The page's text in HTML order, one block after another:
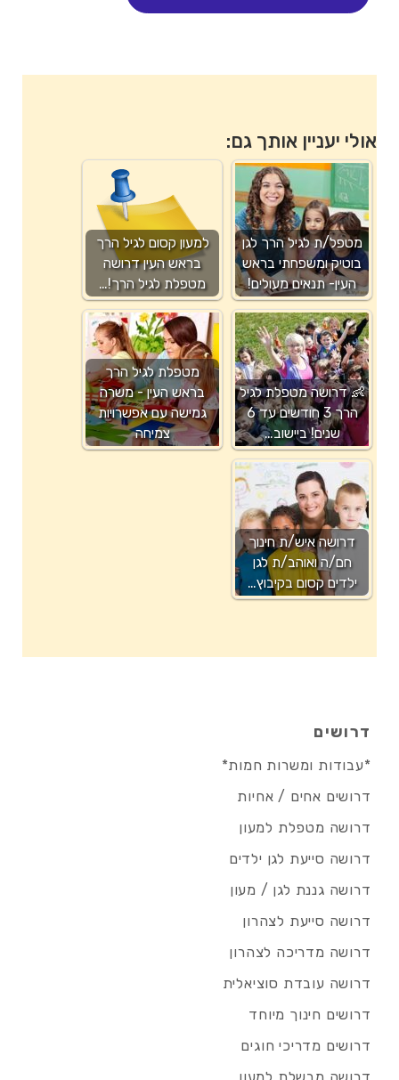
אולי יעניין אותך גם:
מטפל/ת לגיל הרך לגן
בוטיק ומשפחתי בראש
העין- תנאים מעולים!
למעון קסום לגיל הרך
בראש העין דרושה
מטפלת לגיל הרך!…
👶 דרושה מטפלת לגיל
הרך 3 חודשים עד 6
שנים! ביישוב…
מטפלת לגיל הרך
בראש העין - משרה
גמישה עם אפשרויות
צמיחה
דרושה איש/ת חינוך
חם/ה ואוהב/ת לגן
ילדים קסום בקיבוץ…
דרושים
*עבודות ומשרות חמות*
דרושים אחים / אחיות
דרושה מטפלת למעון
דרושה סייעת לגן ילדים
דרושה גננת לגן / מעון
דרושה סייעת לצהרון
דרושה מדריכה לצהרון
דרושה עובדת סוציאלית
דרושים חינוך מיוחד
דרושים מדריכי חוגים